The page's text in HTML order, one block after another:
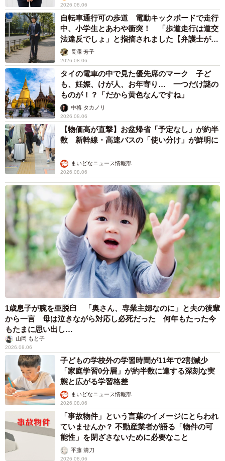
2026.08.06
自転車通行可の歩道 電動キックボードで走行
中、小学生とあわや衝突！ 「歩道走行は道交
法違反でしょ」と指摘されました【弁護士が解
説】長澤 芳子
2026.08.06
タイの電車の中で見た優先席のマーク 子ど
も、妊娠、けが人、お年寄り… 一つだけ謎の
ものが！？「だから黄色なんですね」
中将 タカノリ
2026.08.06
【物価高が直撃】お盆帰省「予定なし」が約半
数 新幹線・高速バスの「使い分け」が鮮明に
まいどなニュース情報部
2026.08.06
1歳息子が腕を亜脱臼 「奥さん、専業主婦なのに」と夫の後輩
から一言 母は泣きながら対応し必死だった 何年もたった今
もたまに思い出し…
山岡 もと子
2026.08.06
子どもの学校外の学習時間が11年で2割減少
「家庭学習0分層」が約半数に達する深刻な実
態と広がる学習格差
まいどなニュース情報部
2026.08.06
「事故物件」という言葉のイメージにとらわれ
ていませんか？ 不動産業者が語る「物件の可
能性」を閉ざさないために必要なこと
平藤 清刀
2026.08.06